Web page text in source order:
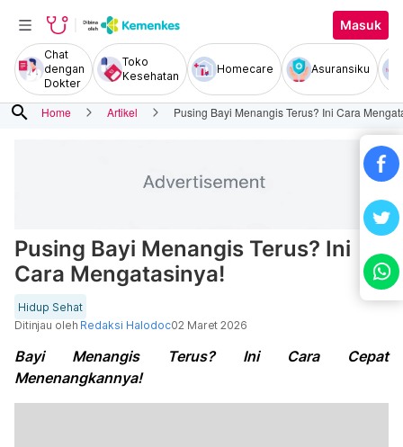
Masuk
Chat
dengan
Dokter
Toko
Kesehatan
Homecare Asuransiku
search Home Artikel Pusing Bayi Menangis Terus? Ini Cara
Pusing Bayi Menangis Terus? Ini
Cara Mengatasinya!
Hidup Sehat
Ditinjau oleh Redaksi Halodoc02 Maret 2026
Bayi Menangis Terus? Ini Cara Cepat
Menenangkannya!